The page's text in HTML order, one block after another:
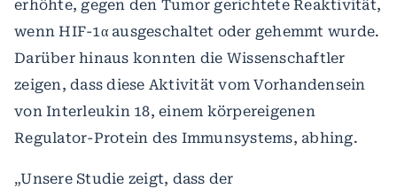
erhöhte, gegen den Tumor gerichtete Reaktivität,
wenn HIF-1α ausgeschaltet oder gehemmt wurde.
Darüber hinaus konnten die Wissenschaftler
zeigen, dass diese Aktivität vom Vorhandensein
von Interleukin 18, einem körpereigenen
Regulator-Protein des Immunsystems, abhing.
„Unsere Studie zeigt, dass der